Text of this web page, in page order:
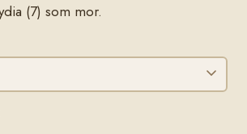
(7) som mor.